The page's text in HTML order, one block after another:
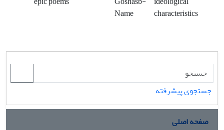
Name
characteristics
جستجوی پیشرفته
صفحه اصلی